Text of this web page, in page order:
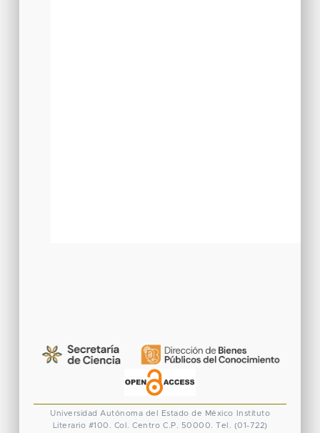
Universidad Autónoma del Estado de México
Instituto
Literario #100. Col. Centro C.P. 50000. Tel. (01-722)